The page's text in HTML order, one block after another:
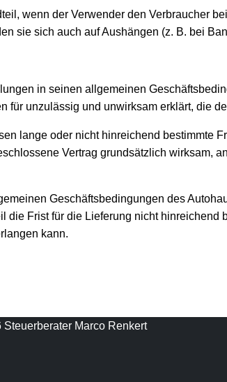
wenn der Verwender den Verbraucher
sie sich auch auf Aushängen (z. B. bei
in seinen allgemeinen
unzulässig und unwirksam erklärt, die
lange oder nicht hinreichend bestimmte
Vertrag grundsätzlich wirksam,
Geschäftsbedingungen des
Frist für die Lieferung nicht hinreichend
kann.
Marco Renkert